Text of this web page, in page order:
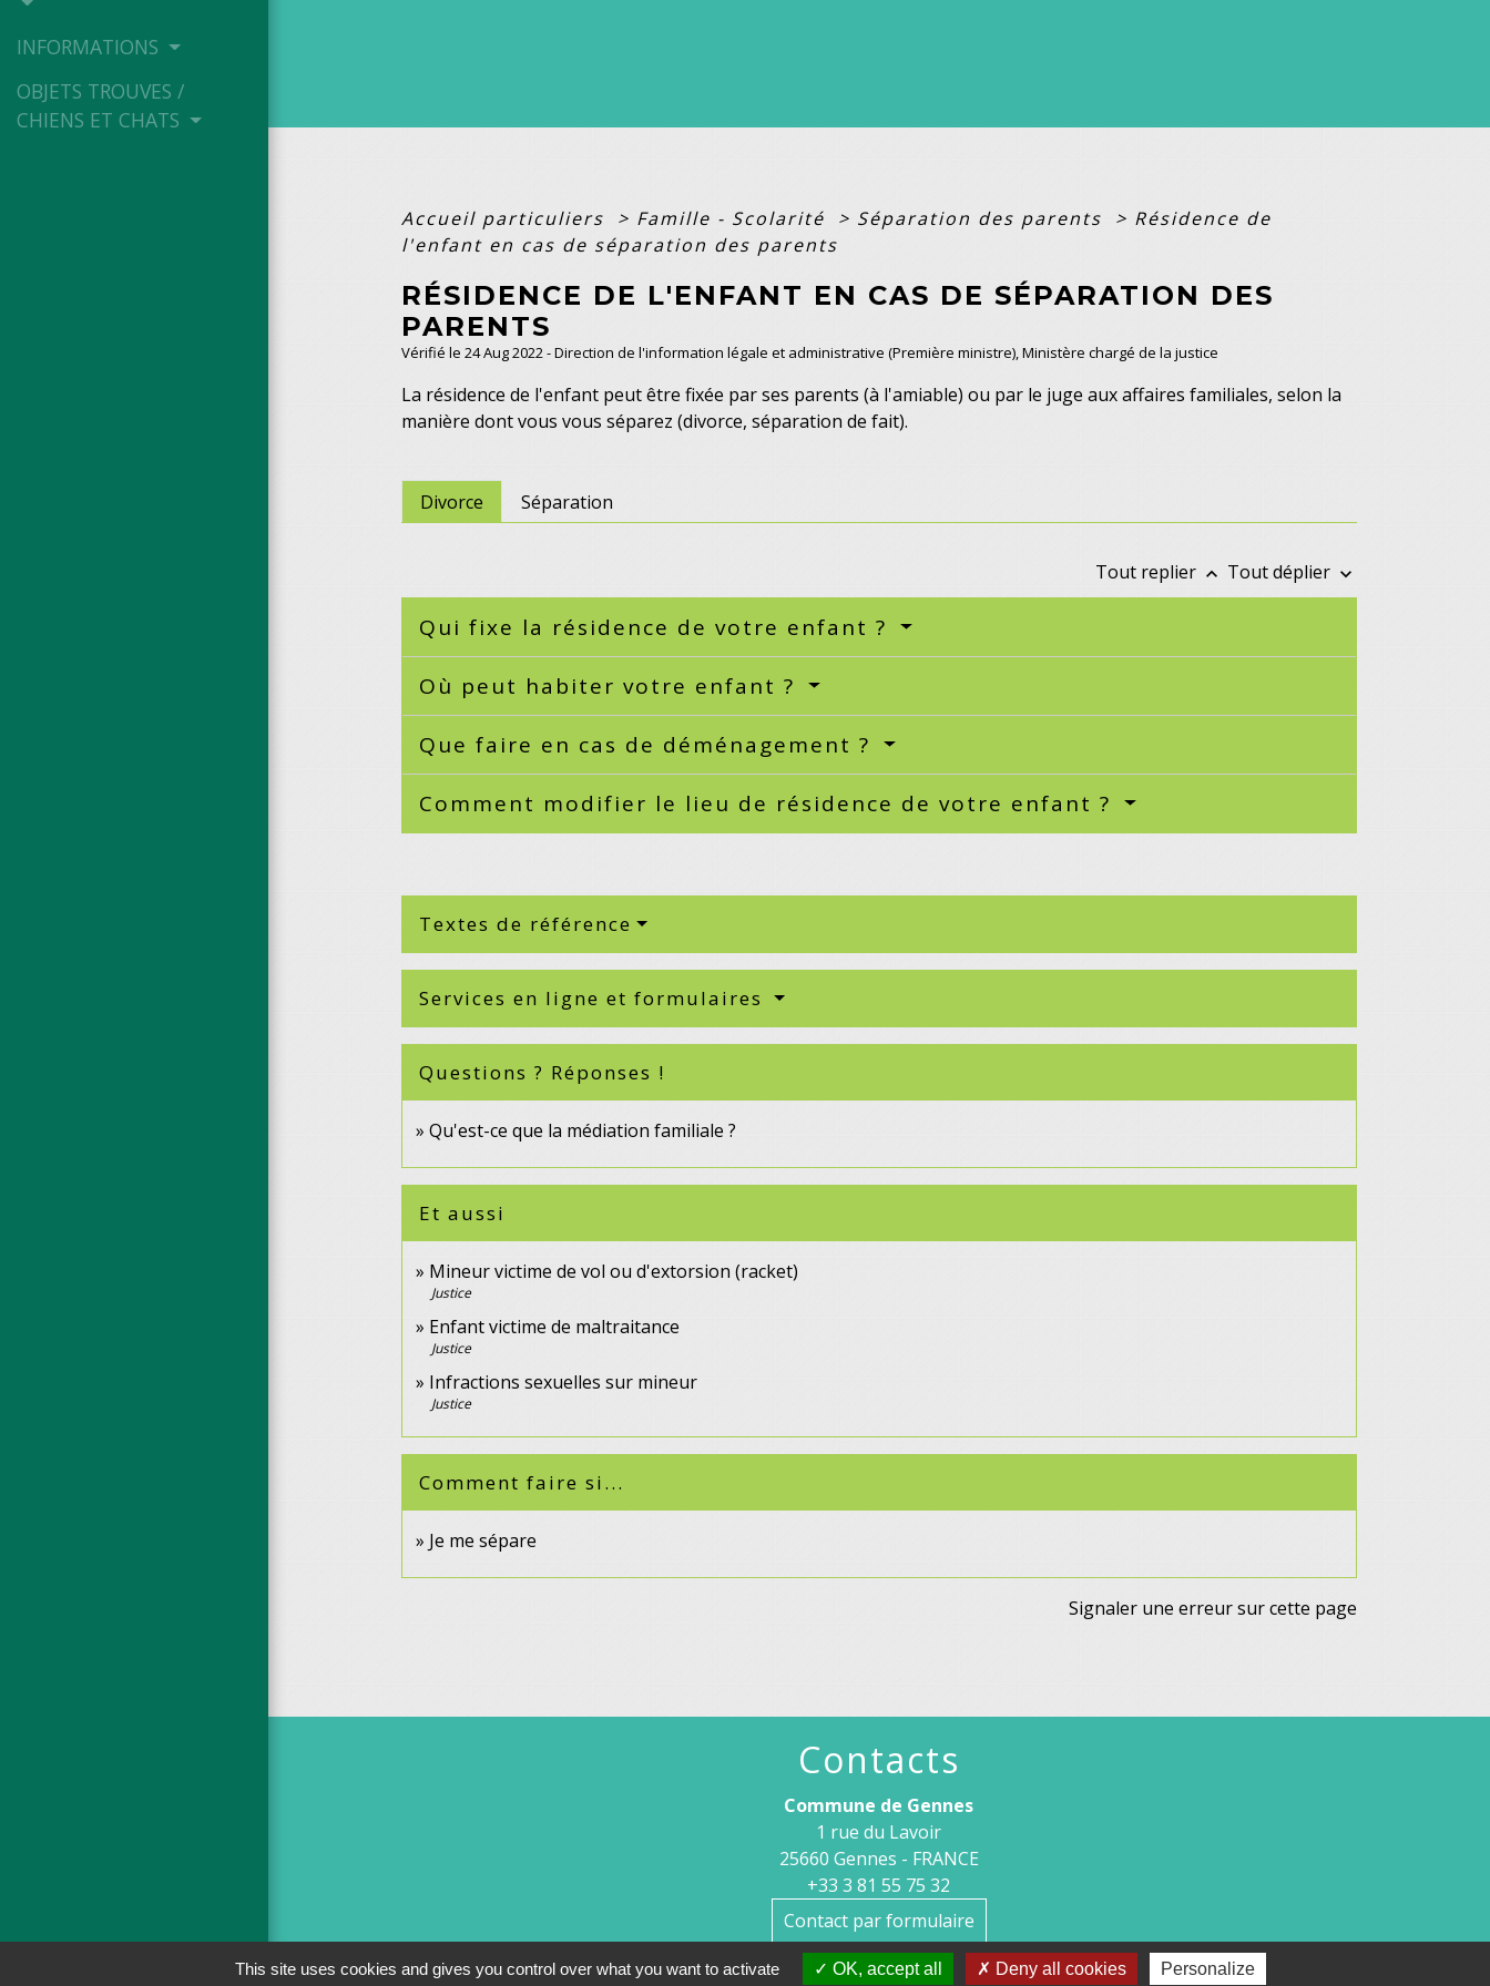
INFORMATIONS
OBJETS TROUVES /
CHIENS ET CHATS
Accueil particuliers > Famille - Scolarité > Séparation des parents > Résidence de
l'enfant en cas de séparation des parents
RÉSIDENCE DE L'ENFANT EN CAS DE SÉPARATION DES
PARENTS
Vérifié le 24 Aug 2022 - Direction de l'information légale et administrative (Première ministre), Ministère chargé de la justice
La résidence de l'enfant peut être fixée par ses parents (à l'amiable) ou par le juge aux affaires familiales, selon la
manière dont vous vous séparez (divorce, séparation de fait).
Divorce Séparation
Tout replier keyboard_arrow_up Tout déplier keyboard_arrow_down
Qui fixe la résidence de votre enfant ?
Où peut habiter votre enfant ?
Que faire en cas de déménagement ?
Comment modifier le lieu de résidence de votre enfant ?
Textes de référence
Services en ligne et formulaires
Questions ? Réponses !
Qu'est-ce que la médiation familiale ?
Et aussi
Mineur victime de vol ou d'extorsion (racket)
Justice
Enfant victime de maltraitance
Justice
Infractions sexuelles sur mineur
Justice
Comment faire si...
Je me sépare
Signaler une erreur sur cette page
Contacts
Commune de Gennes
1 rue du Lavoir
25660 Gennes - FRANCE
+33 3 81 55 75 32
Contact par formulaire
This site uses cookies and gives you control over what you want to activate OK, accept all Deny all cookies Personalize